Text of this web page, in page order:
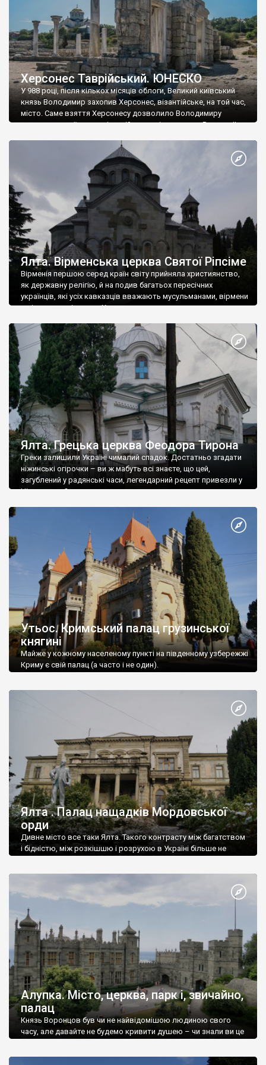
Херсонес Таврійський. ЮНЕСКО
У 988 році, після кількох місяців облоги, Великий київський
князь Володимир захопив Херсонес, візантійське, на той час,
місто. Саме взяття Херсонесу дозволило Володимиру
диктувати свої умови візантійському імператору Василю ІІ, та
Херсонесі Володимир-язичник, став Василем-християнином.
А потім було Хрещення Русі. На честь Херсонесу Таврійського
Ялта. Вірменська церква Святої Ріпсіме
Вірменія першою серед країн світу прийняла християнство,
як державну релігію, й на подив багатьох пересічних
українців, які усіх кавказців вважають мусульманами, вірмени
є відданими вірянами Христа
Ялта. Грецька церква Феодора Тирона
Греки залишили Україні чималий спадок. Достатньо згадати
ніжинські огірочки – ви ж мабуть всі знаєте, що цей,
загублений у радянські часи, легендарний рецепт привезли у
Ніжин греки?
Утьос. Кримський палац грузинської
княгині
Майже у кожному населеному пункті на південному узбережжі
Криму є свій палац (а часто і не один).
Ялта . Палац нащадків Мордовської
орди
Дивне місто все таки Ялта. Такого контрасту між багатством
і бідністю, між розкішшю і розрухою в Україні більше не
Алупка. Місто, церква, парк і, звичайно,
палац
Князь Воронцов був чи не найвідомішою людиною свого
часу, але давайте не будемо кривити душею – чи знали ви це